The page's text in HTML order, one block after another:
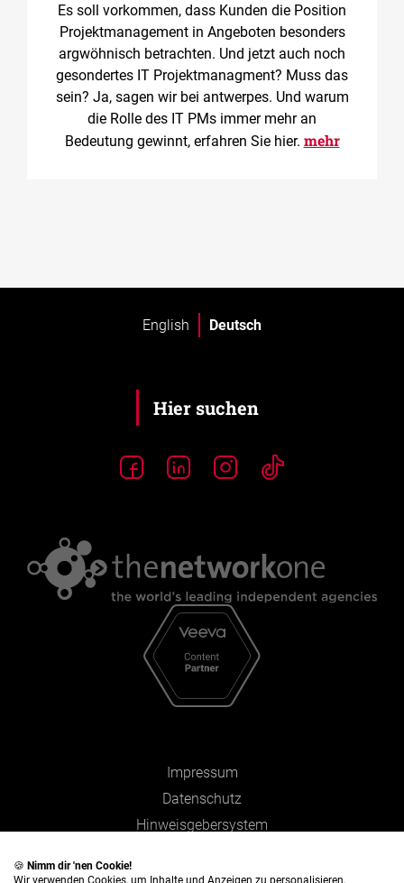
Es soll vorkommen, dass Kunden die Position
Projektmanagement in Angeboten besonders
argwöhnisch betrachten. Und jetzt auch noch
gesondertes IT Projektmanagment? Muss das
sein? Ja, sagen wir bei antwerpes. Und warum
die Rolle des IT PMs immer mehr an
Bedeutung gewinnt, erfahren Sie hier. mehr
English Deutsch
Impressum
Datenschutz
Hinweisgebersystem
🍪 Nimm dir 'nen Cookie!
Wir verwenden Cookies, um Inhalte und Anzeigen zu personalisieren,